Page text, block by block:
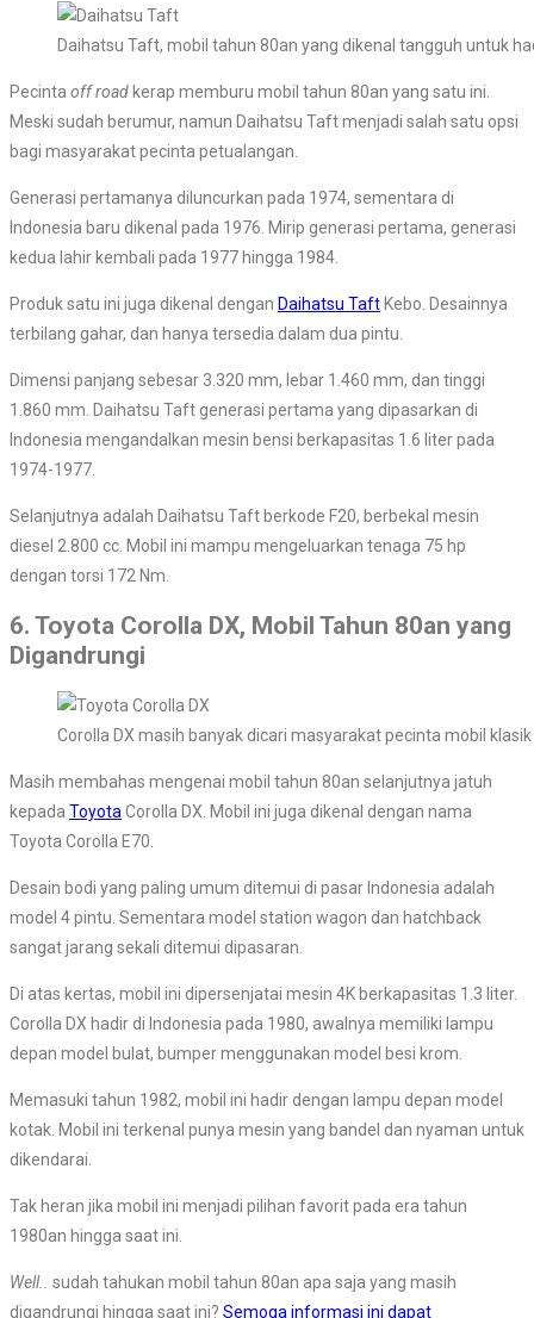
Daihatsu Taft, mobil tahun 80an yang dikenal tangguh untuk
Pecinta off roadkerap memburu mobil tahun 80an yang satu ini.
Meski sudah berumur, namun Daihatsu Taft menjadi salah satu opsi
bagi masyarakat pecinta petualangan.
Generasi pertamanya diluncurkan pada 1974, sementara di
Indonesia baru dikenal pada 1976. Mirip generasi pertama, generasi
kedua lahir kembali pada 1977 hingga 1984.
Produk satu ini juga dikenal dengan Daihatsu TaftKebo. Desainnya
terbilang gahar, dan hanya tersedia dalam dua pintu.
Dimensi panjang sebesar 3.320 mm, lebar 1.460 mm, dan tinggi
1.860 mm. Daihatsu Taft generasi pertama yang dipasarkan di
Indonesia mengandalkan mesin bensi berkapasitas 1.6 liter pada
1974-1977.
Selanjutnya adalah Daihatsu Taft berkode F20, berbekal mesin
diesel 2.800 cc. Mobil ini mampu mengeluarkan tenaga 75 hp
dengan torsi 172 Nm.
6. Toyota Corolla DX, Mobil Tahun 80an yang
Digandrungi
Corolla DX masih banyak dicari masyarakat pecinta mobil klasik
Masih membahas mengenai mobil tahun 80an selanjutnya jatuh
kepada ToyotaCorolla DX. Mobil ini juga dikenal dengan nama
Toyota Corolla E70.
Desain bodi yang paling umum ditemui di pasar Indonesia adalah
model 4 pintu. Sementara model station wagon dan hatchback
sangat jarang sekali ditemui dipasaran.
Di atas kertas, mobil ini dipersenjatai mesin 4K berkapasitas 1.3 liter.
Corolla DX hadir di Indonesia pada 1980, awalnya memiliki lampu
depan model bulat, bumper menggunakan model besi krom.
Memasuki tahun 1982, mobil ini hadir dengan lampu depan model
kotak. Mobil ini terkenal punya mesin yang bandel dan nyaman untuk
dikendarai.
Tak heran jika mobil ini menjadi pilihan favorit pada era tahun
1980an hingga saat ini.
Well.. sudah tahukan mobil tahun 80an apa saja yang masih
digandrungi hingga saat ini? Semoga informasi ini dapat